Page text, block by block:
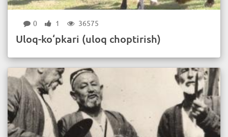
0 1 36575
Uloq-ko‘pkari (uloq choptirish)